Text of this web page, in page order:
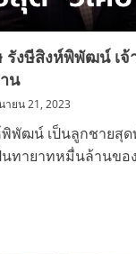
รังษีสิงห์พิพัฒน์ เ
น
ายน 21, 2023
พิพัฒน์ เป็นลูกชายสุ
ทายาทหมื่นล้านขอ